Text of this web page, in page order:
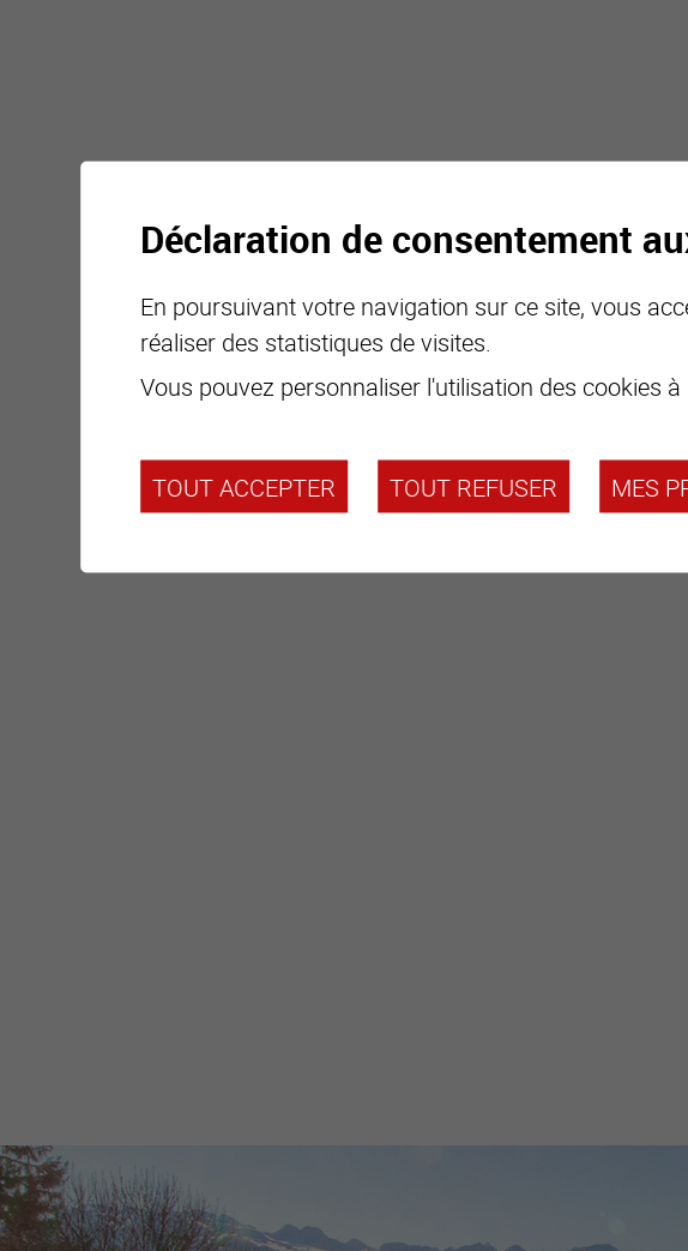
Déclaration de consentement
En poursuivant votre navigation sur ce site, vous
réaliser des statistiques de visites.
Vous pouvez personnaliser l'utilisation des cookies
TOUT ACCEPTER TOUT REFUSER MES